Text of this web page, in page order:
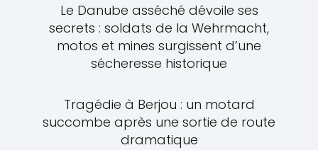
Le Danube asséché dévoile ses
secrets : soldats de la Wehrmacht,
motos et mines surgissent d’une
sécheresse historique
Tragédie à Berjou : un motard
succombe après une sortie de route
dramatique